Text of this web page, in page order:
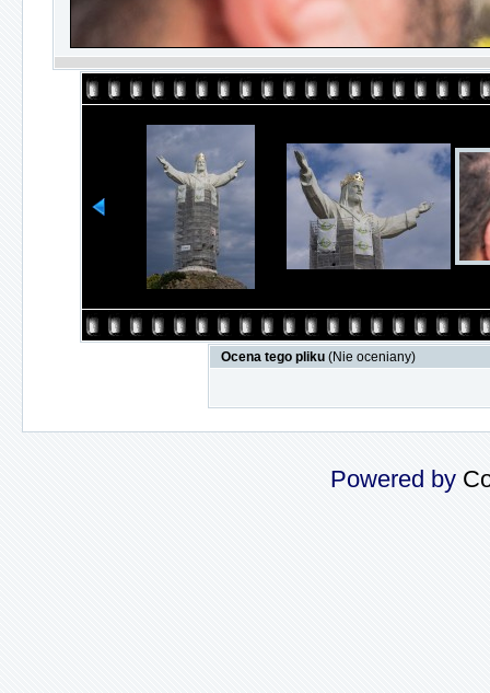
Ocena tego pliku (Nie oceniany)
Powered by